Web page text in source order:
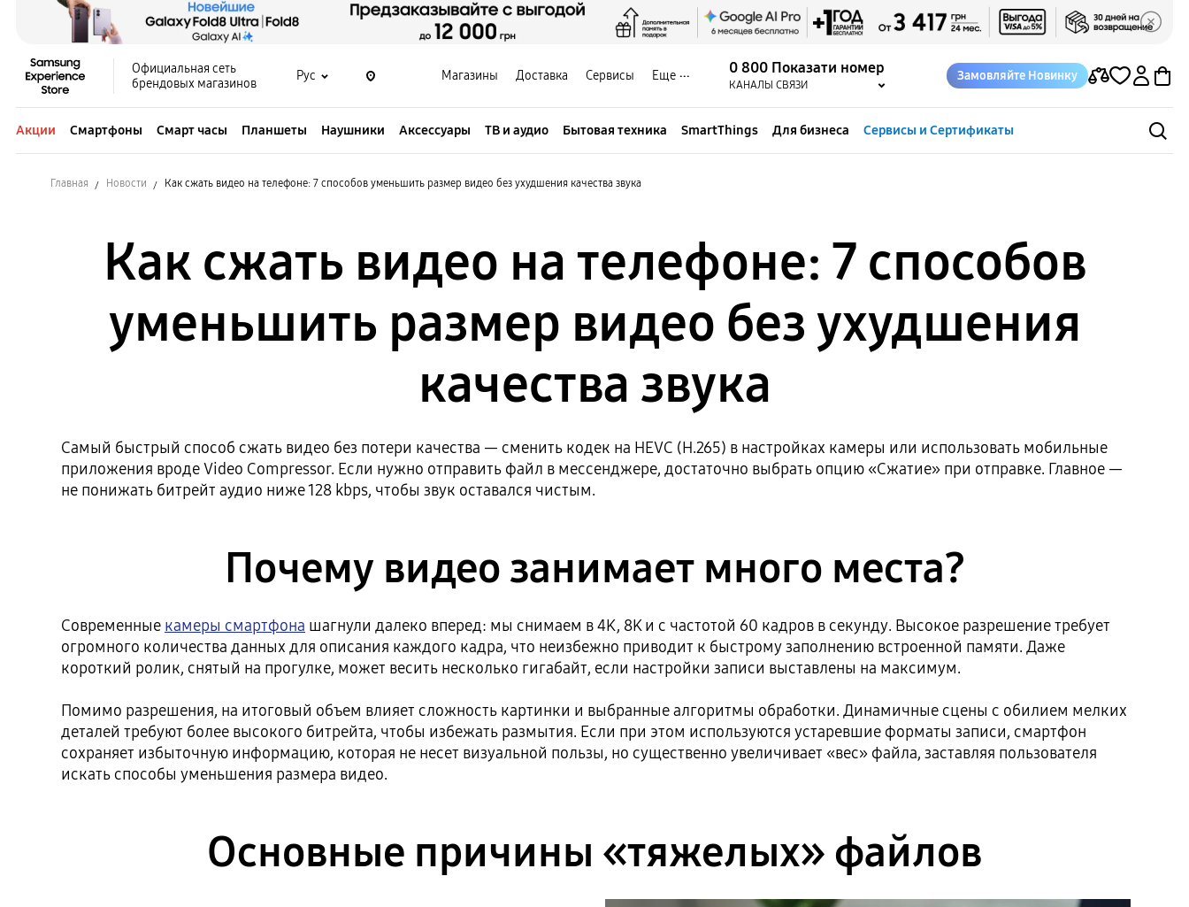
Официальная сеть
брендовых магазинов
Рус Магазины Доставка Сервисы Еще 0 800 Показати номер
КАНАЛЫ СВЯЗИ
Замовляйте Новинку
Акции Смартфоны Смарт часы Планшеты Наушники Аксессуары ТВ и аудио Бытовая техника SmartThings Для бизнеса Сервисы и Сертификаты
Главная Новости Как сжать видео на телефоне: 7 способов уменьшить размер видео без ухудшения качества звука
Как сжать видео на телефоне: 7 способов
уменьшить размер видео без ухудшения
качества звука
Самый быстрый способ сжать видео без потери качества — сменить кодек на HEVC (H.265) в настройках камеры или использовать мобильные
приложения вроде Video Compressor. Если нужно отправить файл в мессенджере, достаточно выбрать опцию «Сжатие» при отправке. Главное —
не понижать битрейт аудио ниже 128 kbps, чтобы звук оставался чистым.
Почему видео занимает много места?
Современные камеры смартфона шагнули далеко вперед: мы снимаем в 4K, 8K и с частотой 60 кадров в секунду. Высокое разрешение требует
огромного количества данных для описания каждого кадра, что неизбежно приводит к быстрому заполнению встроенной памяти. Даже
короткий ролик, снятый на прогулке, может весить несколько гигабайт, если настройки записи выставлены на максимум.
Помимо разрешения, на итоговый объем влияет сложность картинки и выбранные алгоритмы обработки. Динамичные сцены с обилием мелких
деталей требуют более высокого битрейта, чтобы избежать размытия. Если при этом используются устаревшие форматы записи, смартфон
сохраняет избыточную информацию, которая не несет визуальной пользы, но существенно увеличивает «вес» файла, заставляя пользователя
искать способы уменьшения размера видео.
Основные причины «тяжелых» файлов